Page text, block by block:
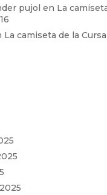
pujol en La
La camiseta de la